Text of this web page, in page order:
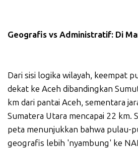
Geografis vs Administratif: Di
Dari sisi logika wilayah, keempat
dekat ke Aceh dibandingkan
km dari pantai Aceh, sementara
Sumatera Utara mencapai 22 km.
peta menunjukkan bahwa pulau-
geografis lebih 'nyambung' ke